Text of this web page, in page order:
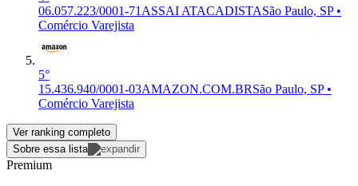
06.057.223/0001-71 ASSAI ATACADISTASão Paulo, SP •
Comércio Varejista
5°
15.436.940/0001-03AMAZON.COM.BRSão Paulo, SP •
Comércio Varejista
Ver ranking completo
Sobre essa lista
Premium